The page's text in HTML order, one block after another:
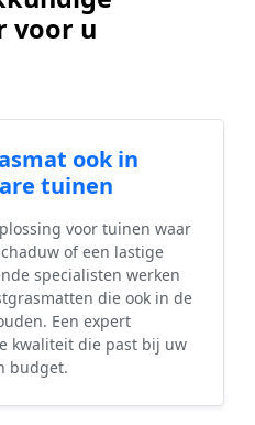
voor u
ook in
tuinen
voor tuinen waar
of een lastige
specialisten werken
die ook in de
Een expert
kwaliteit die past bij uw
budget.